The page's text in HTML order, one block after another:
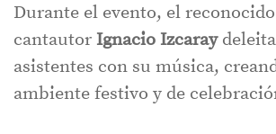
Durante el evento, el reconocido
cantautor Ignacio Izcaray
asistentes con su música,
ambiente festivo y de